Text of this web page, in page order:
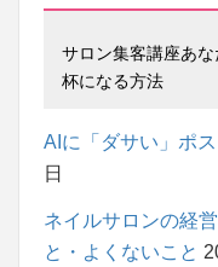
サロン集客講座あ
杯になる方法
AIに「ダサい」ポ
日
ネイルサロンの経
と・よくないこと